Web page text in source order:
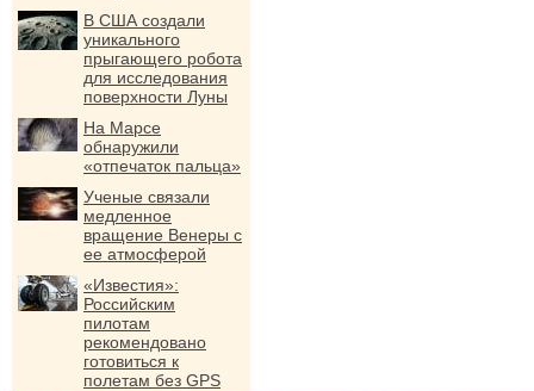
В США создали
уникального
прыгающего робота
для исследования
поверхности Луны
На Марсе
обнаружили
«отпечаток пальца»
Ученые связали
медленное
вращение Венеры с
ее атмосферой
«Известия»:
Российским
пилотам
рекомендовано
готовиться к
полетам без GPS